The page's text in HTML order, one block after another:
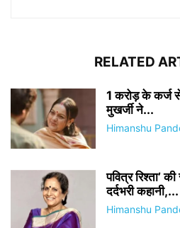
RELATED
1 करोड़ के कर्ज
मुखर्जी ने...
Himanshu
पवित्र रिश्ता’
दर्दभरी कहानी,...
Himanshu